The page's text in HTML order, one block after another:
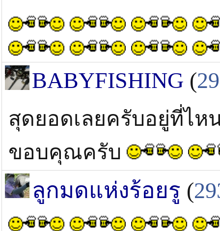
BABYFISHING (
สุดยอดเลยครับอยู่ที่ไ
ขอบคุณครับ
ลูกมดแห่งร้อยรู (